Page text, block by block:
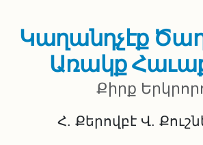
Կաղանդչէք
Առակք
Քիրք
Հ. Քերովբէ Վ.